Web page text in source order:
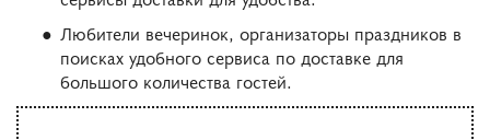
Любители вечеринок, организаторы праздников в
поисках удобного сервиса по доставке для
большого количества гостей.